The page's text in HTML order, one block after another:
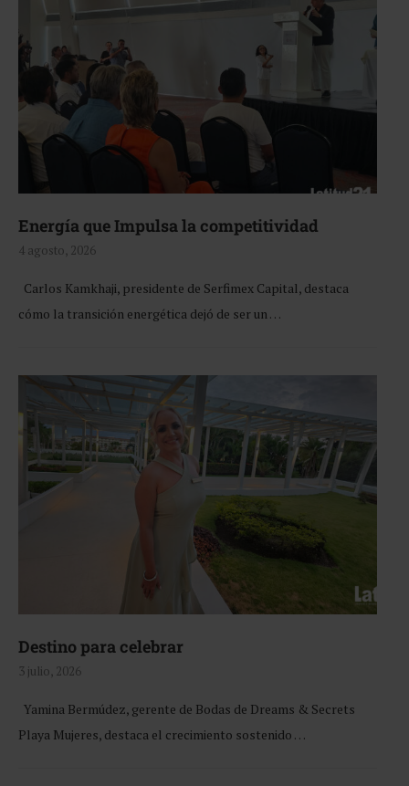
Energía que Impulsa la competitividad
4 agosto, 2026
Carlos Kamkhaji, presidente de Serfimex Capital, destaca
cómo la transición energética dejó de ser un …
Destino para celebrar
3 julio, 2026
Yamina Bermúdez, gerente de Bodas de Dreams & Secrets
Playa Mujeres, destaca el crecimiento sostenido …